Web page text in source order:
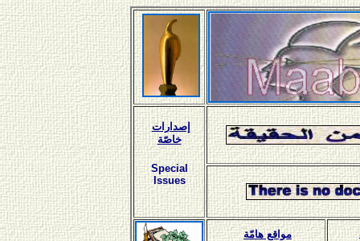
إصدارات
خاصّة
Special
Issues
مواقع هامّة